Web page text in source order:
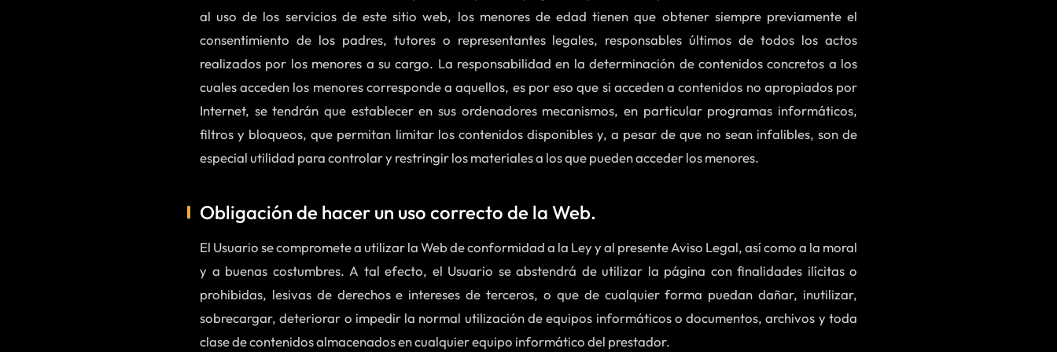
al uso de los servicios de este sitio web, los menores de edad tienen que obtener siempre previamente el
consentimiento de los padres, tutores o representantes legales, responsables últimos de todos los actos
realizados por los menores a su cargo. La responsabilidad en la determinación de contenidos concretos a los
cuales acceden los menores corresponde a aquellos, es por eso que si acceden a contenidos no apropiados por
Internet, se tendrán que establecer en sus ordenadores mecanismos, en particular programas informáticos,
filtros y bloqueos, que permitan limitar los contenidos disponibles y, a pesar de que no sean infalibles, son de
especial utilidad para controlar y restringir los materiales a los que pueden acceder los menores.
Obligación de hacer un uso correcto de la Web.
El Usuario se compromete a utilizar la Web de conformidad a la Ley y al presente Aviso Legal, así como a la moral
y a buenas costumbres. A tal efecto, el Usuario se abstendrá de utilizar la página con finalidades ilícitas o
prohibidas, lesivas de derechos e intereses de terceros, o que de cualquier forma puedan dañar, inutilizar,
sobrecargar, deteriorar o impedir la normal utilización de equipos informáticos o documentos, archivos y toda
clase de contenidos almacenados en cualquier equipo informático del prestador.